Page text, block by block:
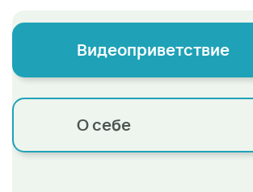
Видеоприветствие
О себе